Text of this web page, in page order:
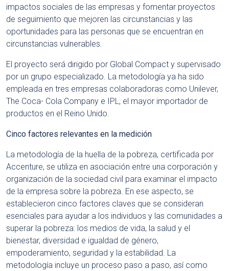
impactos sociales de las empresas y fomentar proyectos
de seguimiento que mejoren las circunstancias y las
oportunidades para las personas que se encuentran en
circunstancias vulnerables.
El proyecto será dirigido por Global Compact y supervisado
por un grupo especializado. La metodología ya ha sido
empleada en tres empresas colaboradoras como Unilever,
The Coca- Cola Company e IPL, el mayor importador de
productos en el Reino Unido.
Cinco factores relevantes en la medición
La metodología de la huella de la pobreza, certificada por
Accenture, se utiliza en asociación entre una corporación y
organización de la sociedad civil para examinar el impacto
de la empresa sobre la pobreza. En ese aspecto, se
establecieron cinco factores claves que se consideran
esenciales para ayudar a los individuos y las comunidades a
superar la pobreza: los medios de vida, la salud y el
bienestar, diversidad e igualdad de género,
empoderamiento, seguridad y la estabilidad. La
metodología incluye un proceso paso a paso, así como